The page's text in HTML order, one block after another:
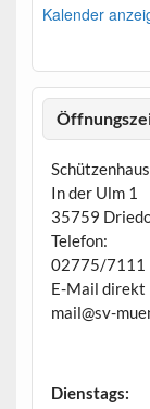
o
o
b
Kalender
In der Ulm 1
35759
Telefon:
02775/7111
E-Mail direkt
mail@sv-
Dienstags: